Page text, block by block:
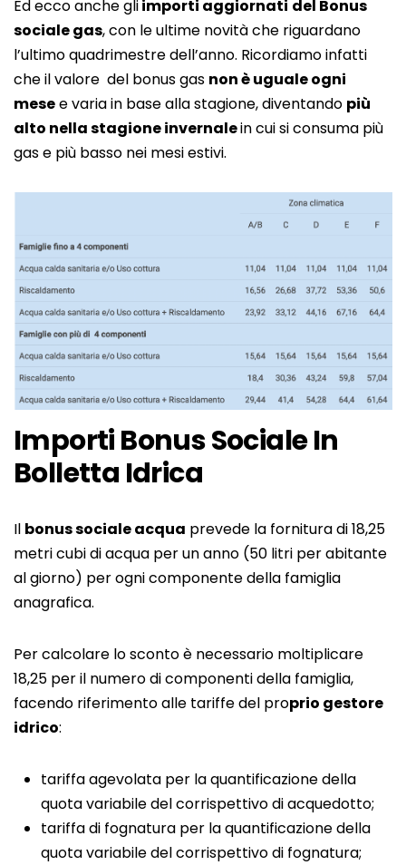
Ed ecco anche gliimporti aggiornati del Bonus
sociale gas, con le ultime novità che riguardano
l’ultimo quadrimestre dell’anno. Ricordiamo infatti
che il valore del bonus gas non è uguale ogni
mesee varia in base alla stagione, diventando più
alto nella stagione invernalein cui si consuma più
gas e più basso nei mesi estivi.
Importi Bonus Sociale In
Bolletta Idrica
Il bonus sociale acqua prevede la fornitura di 18,25
metri cubi di acqua per un anno (50 litri per abitante
al giorno) per ogni componente della famiglia
anagrafica.
Per calcolare lo sconto è necessario moltiplicare
18,25 per il numero di componenti della famiglia,
facendo riferimento alle tariffe del proprio gestore
idrico:
tariffa agevolata per la quantificazione della
quota variabile del corrispettivo di acquedotto;
tariffa di fognatura per la quantificazione della
quota variabile del corrispettivo di fognatura;